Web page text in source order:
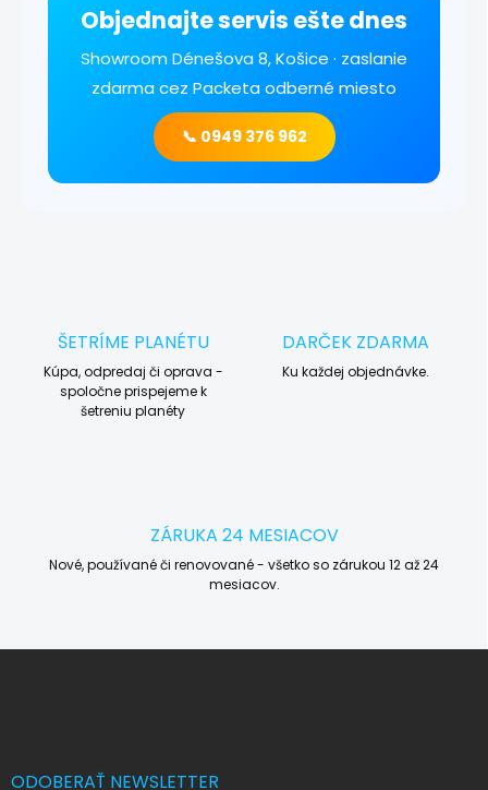
Objednajte servis ešte dnes
Showroom Dénešova 8, Košice · zaslanie
zdarma cez Packeta odberné miesto
📞 0949 376 962
ŠETRÍME PLANÉTU
Kúpa, odpredaj či oprava -
spoločne prispejeme k
šetreniu planéty
DARČEK ZDARMA
Ku každej objednávke.
ZÁRUKA 24 MESIACOV
Nové, používané či renovované - všetko so zárukou 12 až 24
mesiacov.
Z
ODOBERAŤ NEWSLETTER